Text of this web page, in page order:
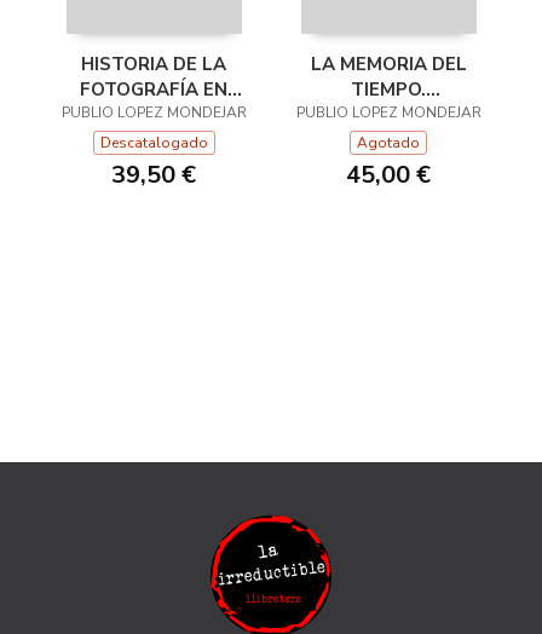
HISTORIA DE LA
FOTOGRAFÍA EN
ESPAÑA.
FOTOGRAFÍA Y
SOCIEDAD DESDE
SUS ORÍGENES HA
PUBLIO LOPEZ MONDEJAR
Descatalogado
39,50 €
LA MEMORIA DEL
TIEMPO.
FOTOGRAFÍA Y
SOCIEDAD EN
CASTILLA Y LEÓN.
1836-1939
PUBLIO LOPEZ MONDEJAR
Agotado
45,00 €